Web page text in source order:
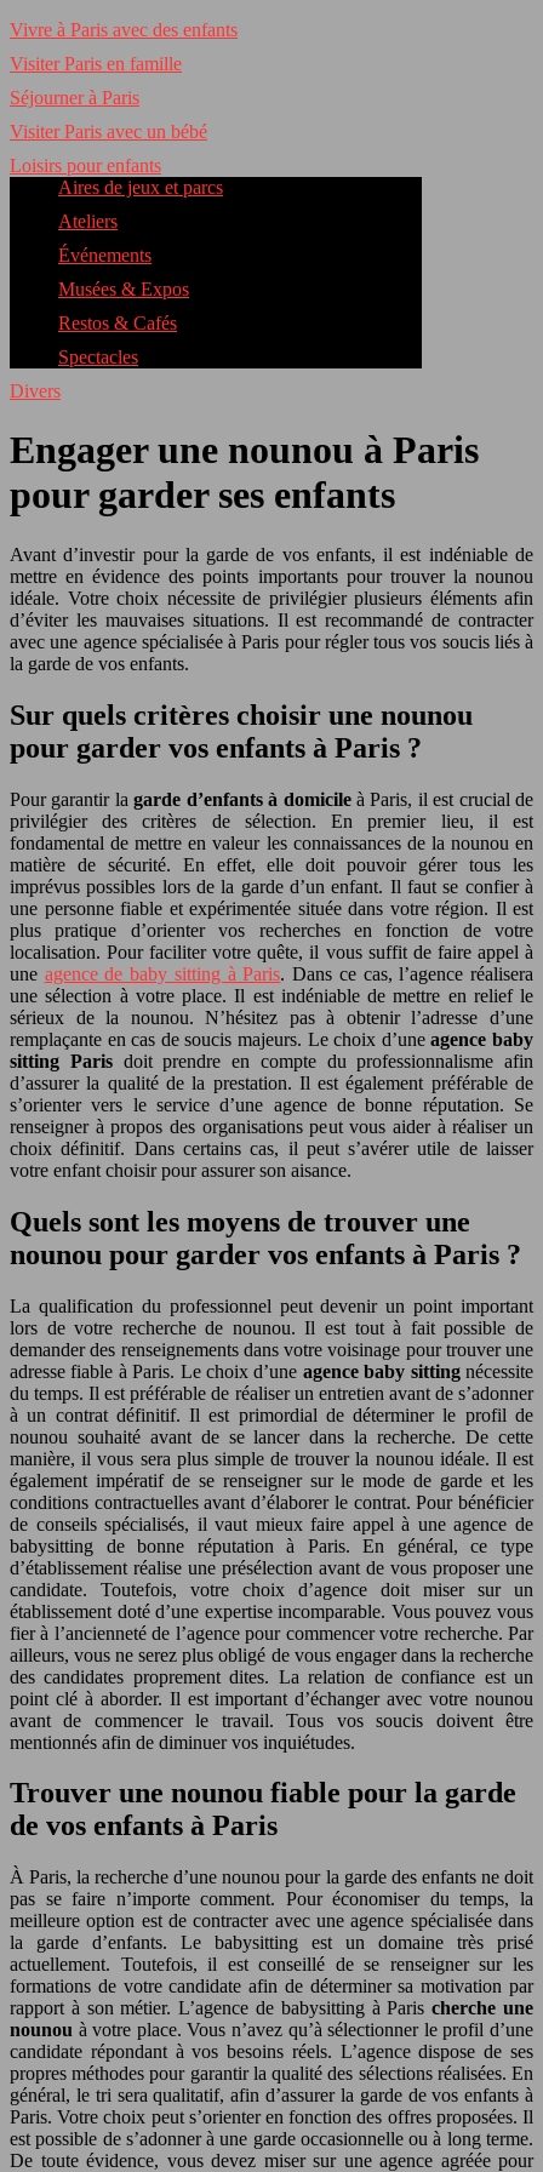
Vivre à Paris avec des enfants
Visiter Paris en famille
Séjourner à Paris
Visiter Paris avec un bébé
Loisirs pour enfants
Aires de jeux et parcs
Ateliers
Événements
Musées & Expos
Restos & Cafés
Spectacles
Divers
Engager une nounou à Paris
pour garder ses enfants
Avant d’investir pour la garde de vos enfants, il est indéniable de
mettre en évidence des points importants pour trouver la nounou
idéale. Votre choix nécessite de privilégier plusieurs éléments afin
d’éviter les mauvaises situations. Il est recommandé de contracter
avec une agence spécialisée à Paris pour régler tous vos soucis liés à
la garde de vos enfants.
Sur quels critères choisir une nounou
pour garder vos enfants à Paris ?
Pour garantir lagarde d’enfants à domicileà Paris, il est crucial de
privilégier des critères de sélection. En premier lieu, il est
fondamental de mettre en valeur les connaissances de la nounou en
matière de sécurité. En effet, elle doit pouvoir gérer tous les
imprévus possibles lors de la garde d’un enfant. Il faut se confier à
une personne fiable et expérimentée située dans votre région. Il est
plus pratique d’orienter vos recherches en fonction de votre
localisation. Pour faciliter votre quête, il vous suffit de faire appel à
une agence de baby sitting à Paris. Dans ce cas, l’agence réalisera
une sélection à votre place. Il est indéniable de mettre en relief le
sérieux de la nounou. N’hésitez pas à obtenir l’adresse d’une
remplaçante en cas de soucis majeurs. Le choix d’uneagence baby
sitting Parisdoit prendre en compte du professionnalisme afin
d’assurer la qualité de la prestation. Il est également préférable de
s’orienter vers le service d’une agence de bonne réputation. Se
renseigner à propos des organisations peut vous aider à réaliser un
choix définitif. Dans certains cas, il peut s’avérer utile de laisser
votre enfant choisir pour assurer son aisance.
Quels sont les moyens de trouver une
nounou pour garder vos enfants à Paris ?
La qualification du professionnel peut devenir un point important
lors de votre recherche de nounou. Il est tout à fait possible de
demander des renseignements dans votre voisinage pour trouver une
adresse fiable à Paris. Le choix d’une agence baby sittingnécessite
du temps. Il est préférable de réaliser un entretien avant de s’adonner
à un contrat définitif. Il est primordial de déterminer le profil de
nounou souhaité avant de se lancer dans la recherche. De cette
manière, il vous sera plus simple de trouver la nounou idéale. Il est
également impératif de se renseigner sur le mode de garde et les
conditions contractuelles avant d’élaborer le contrat. Pour bénéficier
de conseils spécialisés, il vaut mieux faire appel à une agence de
babysitting de bonne réputation à Paris. En général, ce type
d’établissement réalise une présélection avant de vous proposer une
candidate. Toutefois, votre choix d’agence doit miser sur un
établissement doté d’une expertise incomparable. Vous pouvez vous
fier à l’ancienneté de l’agence pour commencer votre recherche. Par
ailleurs, vous ne serez plus obligé de vous engager dans la recherche
des candidates proprement dites. La relation de confiance est un
point clé à aborder. Il est important d’échanger avec votre nounou
avant de commencer le travail. Tous vos soucis doivent être
mentionnés afin de diminuer vos inquiétudes.
Trouver une nounou fiable pour la garde
de vos enfants à Paris
À Paris, la recherche d’une nounou pour la garde des enfants ne doit
pas se faire n’importe comment. Pour économiser du temps, la
meilleure option est de contracter avec une agence spécialisée dans
la garde d’enfants. Le babysitting est un domaine très prisé
actuellement. Toutefois, il est conseillé de se renseigner sur les
formations de votre candidate afin de déterminer sa motivation par
rapport à son métier. L’agence de babysitting à Parischerche une
nounou à votre place. Vous n’avez qu’à sélectionner le profil d’une
candidate répondant à vos besoins réels. L’agence dispose de ses
propres méthodes pour garantir la qualité des sélections réalisées. En
général, le tri sera qualitatif, afin d’assurer la garde de vos enfants à
Paris. Votre choix peut s’orienter en fonction des offres proposées. Il
est possible de s’adonner à une garde occasionnelle ou à long terme.
De toute évidence, vous devez miser sur une agence agréée pour